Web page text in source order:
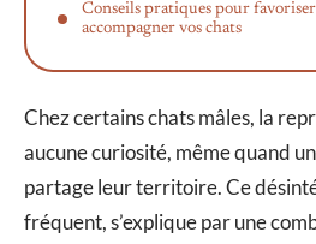
Conseils pratiques pour
accompagner vos chats
Chez certains chats mâles, la
aucune curiosité, même quand
partage leur territoire. Ce
fréquent, s’explique par une